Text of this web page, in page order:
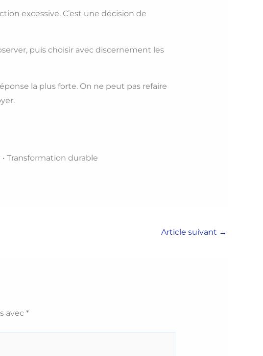
excessive. C’est une décision de
puis choisir avec discernement les
la plus forte. On ne peut pas refaire
Transformation durable
Article suivant →
avec *